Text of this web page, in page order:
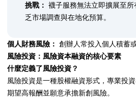
挑戰： 襪子服務無法立即擴展至
乏市場調查與在地化預算。
個人財務風險： 創辦人常投入個人積蓄或
風險投資：風險資本融資的核心要素
什麼定義了風險投資？
風險投資是一種股權融資形式，專業投
期望高報酬並願意承擔新創風險。